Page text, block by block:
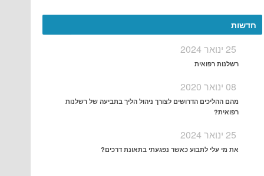
חדשות
25 ינואר 2024
רשלנות רפואית
08 ינואר 2020
מהם ההליכים הדרושים לצורך ניהול הליך בתביעה של רשלנות
רפואית?
25 ינואר 2024
את מי עלי לתבוע כאשר נפגעתי בתאונת דרכים?